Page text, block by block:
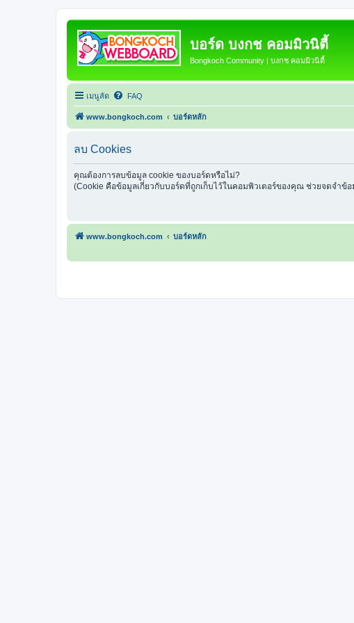
บอร์ด บงกช คอมมิวนิตี้
Bongkoch Community | บงกช คอมมิวนิตี้
เมนูลัด FAQ
www.bongkoch.com บอร์ดหลัก
ลบ Cookies
คุณต้องการลบข้อมูล cookie ของบอร์ดหรือไม่?
(Cookie คือข้อมูลเกี่ยวกับบอร์ดที่ถูกเก็บไว้ในคอมพิวเตอร์ของคุณ ช่วยจดจำข้อ
www.bongkoch.com บอร์ดหลัก